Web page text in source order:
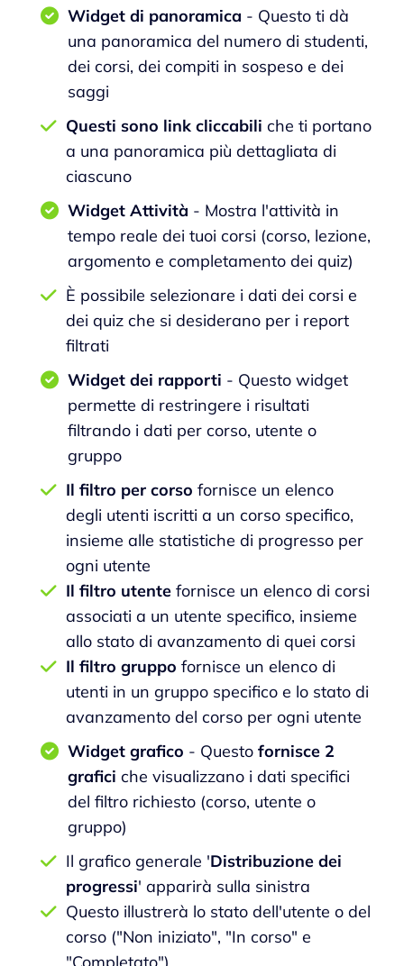
Widget di panoramica - Questo ti dà
una panoramica del numero di studenti,
dei corsi, dei compiti in sospeso e dei
saggi
Questi sono link cliccabili che ti portano
a una panoramica più dettagliata di
ciascuno
Widget Attività - Mostra l'attività in
tempo reale dei tuoi corsi (corso, lezione,
argomento e completamento dei quiz)
È possibile selezionare i dati dei corsi e
dei quiz che si desiderano per i report
filtrati
Widget dei rapporti - Questo widget
permette di restringere i risultati
filtrando i dati per corso, utente o
gruppo
Il filtro per corso fornisce un elenco
degli utenti iscritti a un corso specifico,
insieme alle statistiche di progresso per
ogni utente
Il filtro utente fornisce un elenco di corsi
associati a un utente specifico, insieme
allo stato di avanzamento di quei corsi
Il filtro gruppo fornisce un elenco di
utenti in un gruppo specifico e lo stato di
avanzamento del corso per ogni utente
Widget grafico - Questo fornisce 2
grafici che visualizzano i dati specifici
del filtro richiesto (corso, utente o
gruppo)
Il grafico generale 'Distribuzione dei
progressi' apparirà sulla sinistra
Questo illustrerà lo stato dell'utente o del
corso ("Non iniziato", "In corso" e